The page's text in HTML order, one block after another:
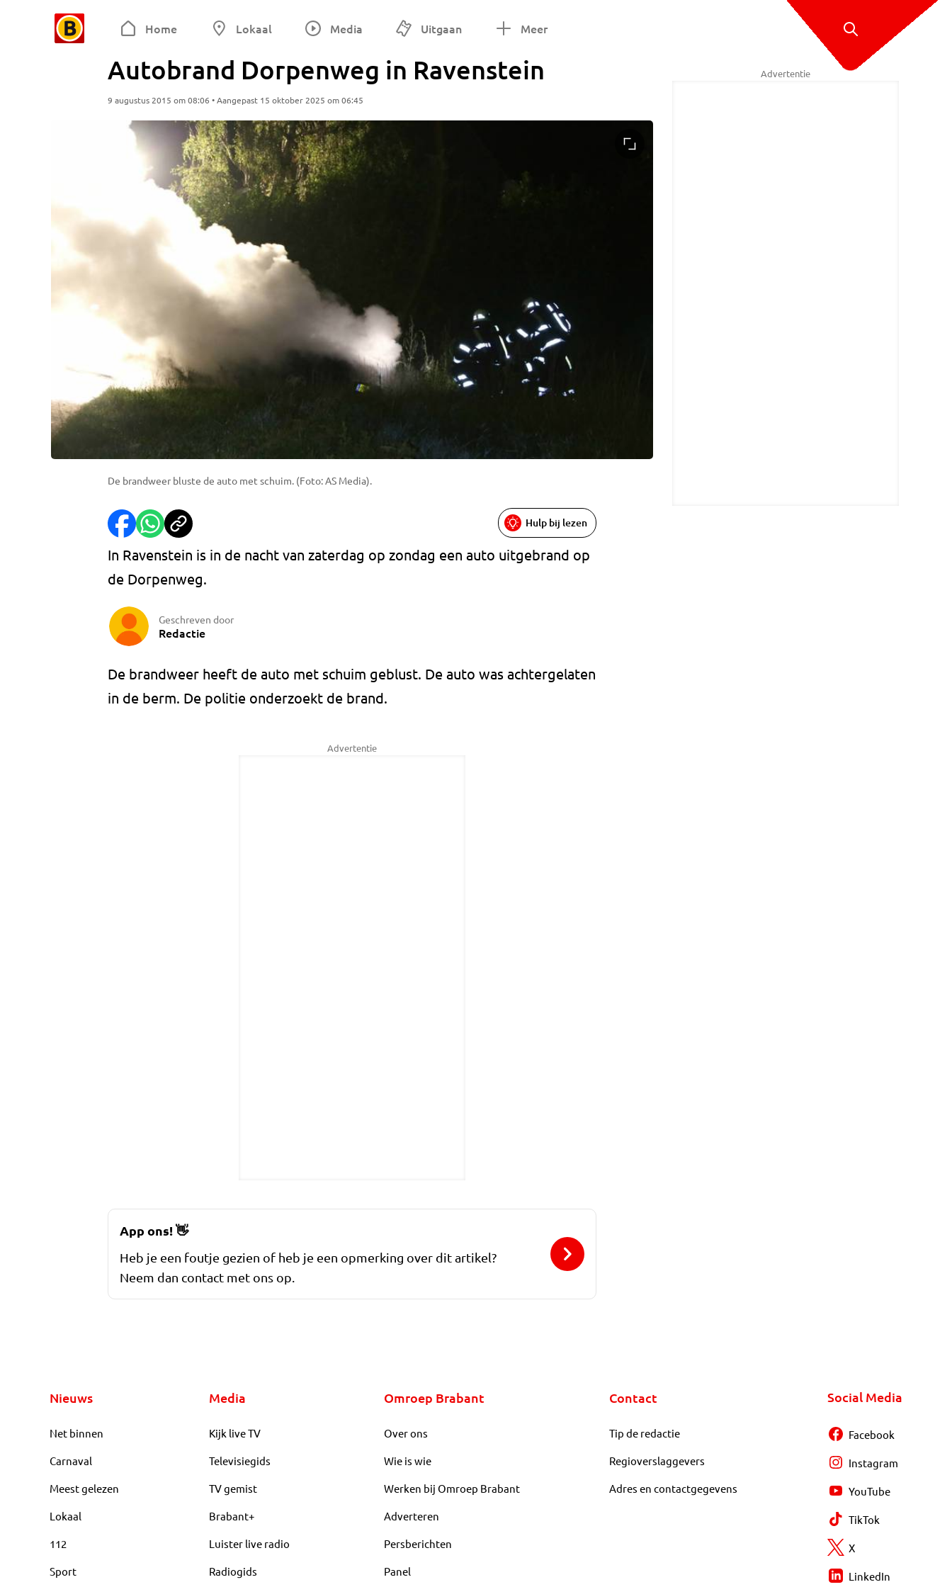
Home Lokaal Media Uitgaan Meer
Autobrand Dorpenweg in Ravenstein
9 augustus 2015 om 08:06 • Aangepast 15 oktober 2025 om 06:45
De brandweer bluste de auto met schuim. (Foto: AS Media).
Hulp bij lezen
In Ravenstein is in de nacht van zaterdag op zondag een auto uitgebrand op
de Dorpenweg.
Geschreven door
Redactie
De brandweer heeft de auto met schuim geblust. De auto was achtergelaten
in de berm. De politie onderzoekt de brand.
Advertentie
Advertentie
App ons!👋
Heb je een foutje gezien of heb je een opmerking over dit artikel?
Neem dan contact met ons op.
Nieuws
Net binnen
Carnaval
Meest gelezen
Lokaal
112
Sport
Media
Kijk live TV
Televisiegids
TV gemist
Brabant+
Luister live radio
Radiogids
Omroep Brabant
Over ons
Wie is wie
Werken bij Omroep Brabant
Adverteren
Persberichten
Panel
Contact
Tip de redactie
Regioverslaggevers
Adres en contactgegevens
Social Media
Facebook
Instagram
YouTube
TikTok
X
LinkedIn